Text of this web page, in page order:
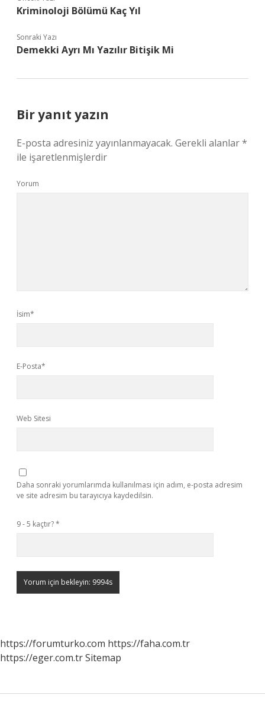
Kriminoloji Bölümü Kaç Yıl
Sonraki Yazı
Demekki Ayrı Mı Yazılır Bitişik Mi
Bir yanıt yazın
E-posta adresiniz yayınlanmayacak. Gerekli alanlar*
ile işaretlenmişlerdir
Yorum
İsim*
E-Posta*
Web Sitesi
Daha sonraki yorumlarımda kullanılması için adım, e-posta adresim
ve site adresim bu tarayıcıya kaydedilsin.
9 - 5 kaçtır?*
https://forumturko.com https://faha.com.tr
https://eger.com.trSitemap